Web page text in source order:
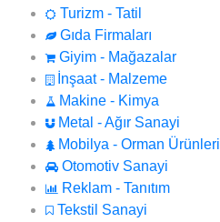
Turizm - Tatil
Gıda Firmaları
Giyim - Mağazalar
İnşaat - Malzeme
Makine - Kimya
Metal - Ağır Sanayi
Mobilya - Orman Ürünleri
Otomotiv Sanayi
Reklam - Tanıtım
Tekstil Sanayi